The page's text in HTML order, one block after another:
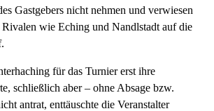
Gastgebers nicht nehmen und verwiesen
Rivalen wie Eching und Nandlstadt auf die
für das Turnier erst ihre
schließlich aber – ohne Absage bzw.
antrat, enttäuschte die Veranstalter